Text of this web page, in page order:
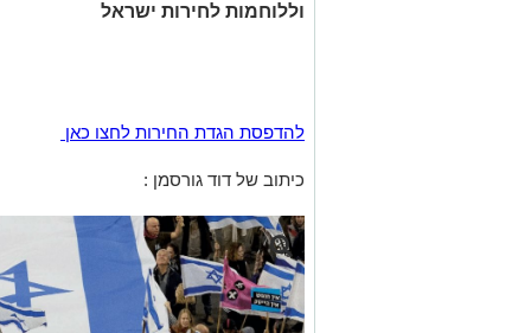
וללוחמות לחירות ישראל
להדפסת הגדת החירות לחצו כאן
כיתוב של דוד גורסמן :